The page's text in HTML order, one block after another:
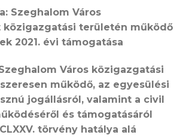
Szeghalom Város
közigazgatási területén működő
2021. évi támogatása
Város közigazgatási
működő, az egyesülési
jogállásról, valamint a civil
és támogatásáról
törvény hatálya alá